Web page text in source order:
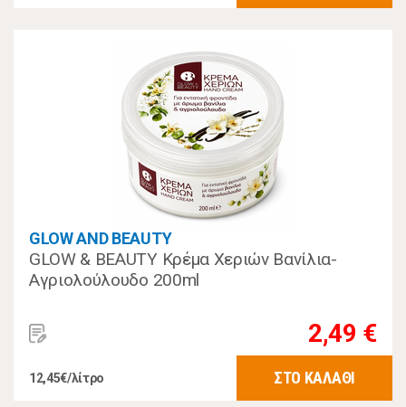
GLOW AND BEAUTY
GLOW & BEAUTY Κρέμα Χεριών Βανίλια-
Αγριολούλουδο 200ml
2,49 €
12,45€/λίτρο ΣΤΟ ΚΑΛΑΘΙ